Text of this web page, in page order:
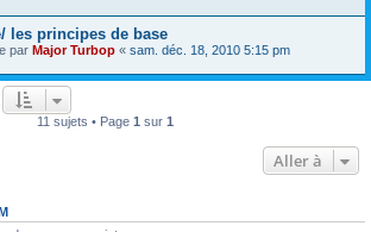
les principes de base
par Major Turbop « sam. déc. 18, 2010 5:15 pm
11 sujets • Page 1 sur 1
Aller à